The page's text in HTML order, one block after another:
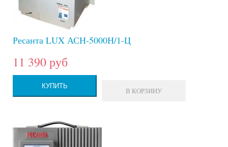
Ресанта LUX АСН-5000Н/1-Ц
11 390 руб
КУПИТЬ
В КОРЗИНУ